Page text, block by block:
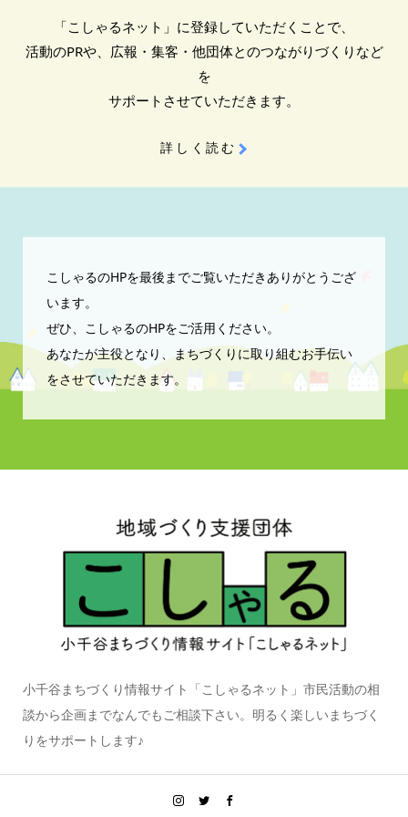
「こしゃるネット」に登録していただくことで、
活動のPRや、広報・集客・他団体とのつながりづくりなど
を
サポートさせていただきます。
詳しく読む
こしゃるのHPを最後までご覧いただきありがとうござ
います。
ぜひ、こしゃるのHPをご活用ください。
あなたが主役となり、まちづくりに取り組むお手伝い
をさせていただきます。
小千谷まちづくり情報サイト「こしゃるネット」市民活動の相
談から企画までなんでもご相談下さい。明るく楽しいまちづく
りをサポートします♪